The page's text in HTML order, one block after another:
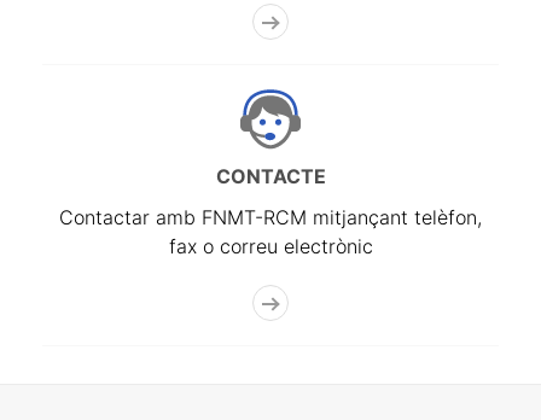
CONTACTE
Contactar amb FNMT-RCM mitjançant telèfon,
fax o correu electrònic